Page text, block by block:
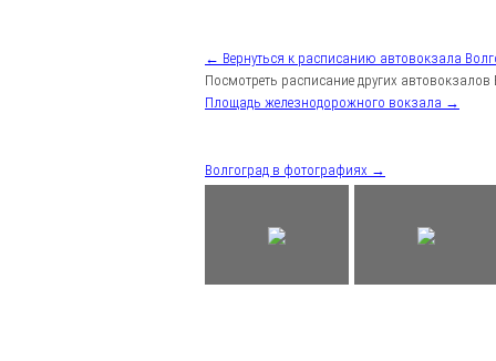
← Вернуться к расписанию автовокзала
Посмотреть расписание других автовокзалов
Площадь железнодорожного вокзала →
Волгоград в фотографиях →